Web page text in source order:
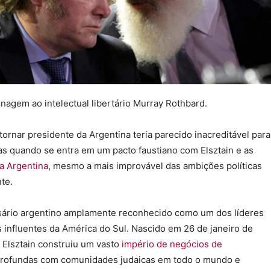
ao intelectual libertário Murray Rothbard.
presidente da Argentina teria parecido inacreditável para
quando se entra em um pacto faustiano com Elsztain e as
Argentina, mesmo a mais improvável das ambições políticas
argentino amplamente reconhecido como um dos líderes
da América do Sul. Nascido em 26 de janeiro de
construiu um vasto império de negócios de
com comunidades judaicas em todo o mundo e